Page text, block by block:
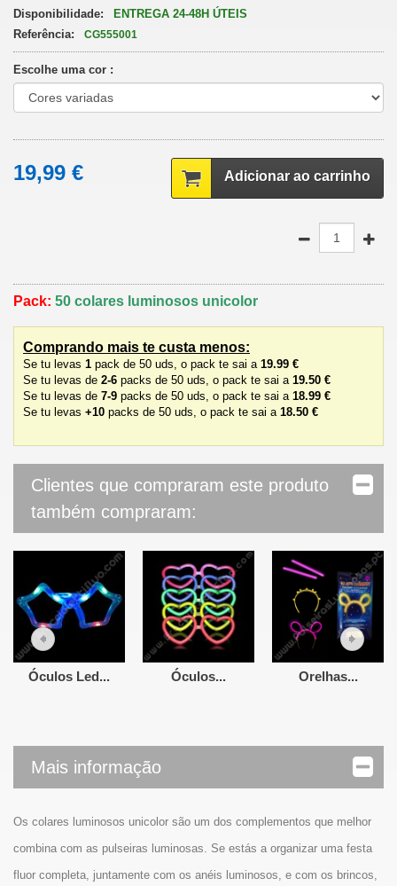
Disponibilidade:
ENTREGA 24-48H ÚTEIS
Referência:
CG555001
Escolhe uma cor :
19,99 € Adicionar ao carrinho
Pack: 50 colares luminosos unicolor
Comprando mais te custa menos:
Se tu levas 1 pack de 50 uds, o pack te sai a 19.99 €
Se tu levas de 2-6 packs de 50 uds, o pack te sai a 19.50 €
Se tu levas de 7-9 packs de 50 uds, o pack te sai a 18.99 €
Se tu levas +10 packs de 50 uds, o pack te sai a 18.50 €
Clientes que compraram este produto
também compraram:
Óculos Led... Óculos... Orelhas...
Mais informação
Os colares luminosos unicolor são um dos complementos que melhor
combina com as pulseiras luminosas. Se estás a organizar uma festa
fluor completa, juntamente com os anéis luminosos, e com os brincos,